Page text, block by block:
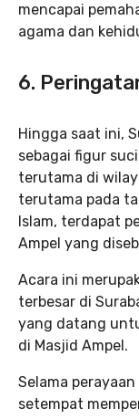
mencapai
agama dan
6.
Hingga saat ini,
sebagai figur
terutama di
terutama pada
Islam, terdapat
Ampel yang
Acara ini
terbesar di
yang datang
di Masjid Ampel.
Selama
setempat